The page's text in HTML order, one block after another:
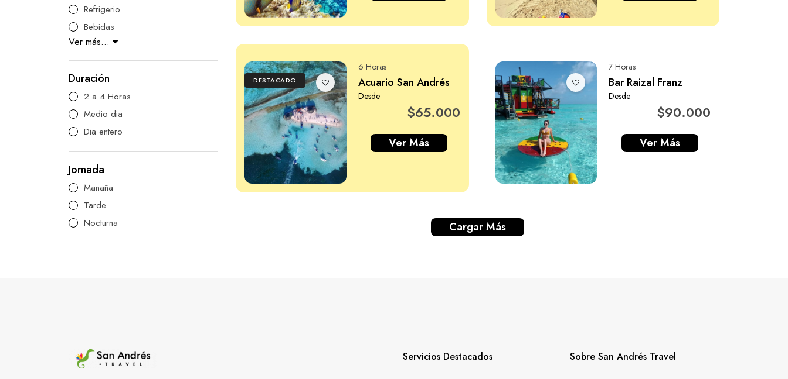
Refrigerio
Bebidas
Ver más...
Duración
2 a 4 Horas
Medio dia
Dia entero
Jornada
Manaña
Tarde
Nocturna
DESTACADO
6 Horas
Acuario San Andrés
Desde
$65.000
Ver Más
7 Horas
Bar Raizal Franz
Desde
$90.000
Ver Más
Cargar Más
Servicios Destacados Sobre San Andrés Travel